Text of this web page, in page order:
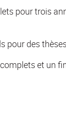
pour trois
pour des
et un